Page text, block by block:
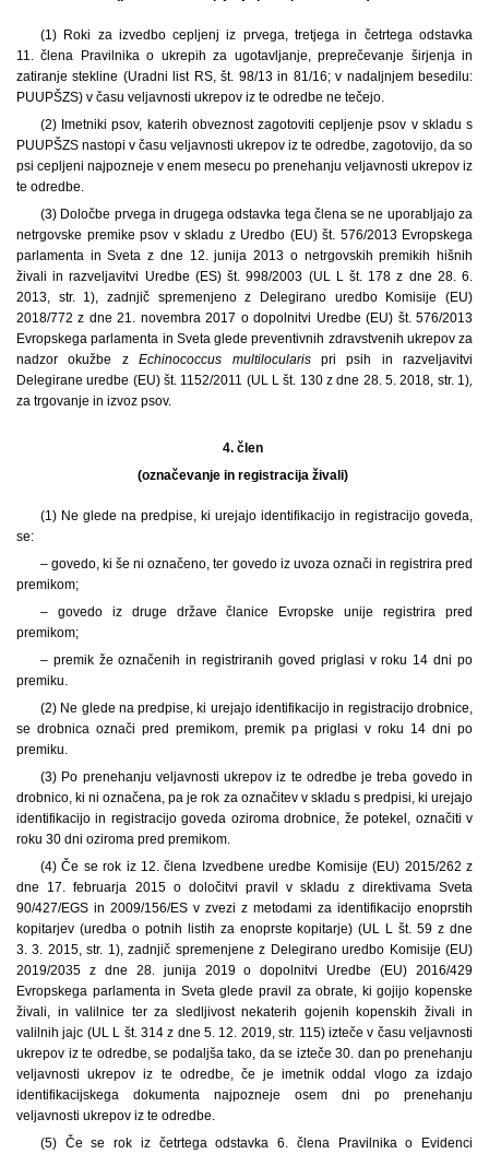
(1) Roki za izvedbo cepljenj iz prvega, tretjega in četrtega odstavka
11. člena Pravilnika o ukrepih za ugotavljanje, preprečevanje širjenja in
zatiranje stekline (Uradni list RS, št. 98/13 in 81/16; v nadaljnjem besedilu:
PUUPŠZS) v času veljavnosti ukrepov iz te odredbe ne tečejo.
(2) Imetniki psov, katerih obveznost zagotoviti cepljenje psov v skladu s
PUUPŠZS nastopi v času veljavnosti ukrepov iz te odredbe, zagotovijo, da so
psi cepljeni najpozneje v enem mesecu po prenehanju veljavnosti ukrepov iz
te odredbe.
(3) Določbe prvega in drugega odstavka tega člena se ne uporabljajo za
netrgovske premike psov v skladu z Uredbo (EU) št. 576/2013 Evropskega
parlamenta in Sveta z dne 12. junija 2013 o netrgovskih premikih hišnih
živali in razveljavitvi Uredbe (ES) št. 998/2003 (UL L št. 178 z dne 28. 6.
2013, str. 1), zadnjič spremenjeno z Delegirano uredbo Komisije (EU)
2018/772 z dne 21. novembra 2017 o dopolnitvi Uredbe (EU) št. 576/2013
Evropskega parlamenta in Sveta glede preventivnih zdravstvenih ukrepov za
nadzor okužbe zEchinococcus multilocularispri psih in razveljavitvi
Delegirane uredbe (EU) št. 1152/2011 (UL L št. 130 z dne 28. 5. 2018, str. 1),
za trgovanje in izvoz psov.
4. člen
(označevanje in registracija živali)
(1) Ne glede na predpise, ki urejajo identifikacijo in registracijo goveda,
se:
– govedo, ki še ni označeno, ter govedo iz uvoza označi in registrira pred
premikom;
– govedo iz druge države članice Evropske unije registrira pred
premikom;
– premik že označenih in registriranih goved priglasi v roku 14 dni po
premiku.
(2) Ne glede na predpise, ki urejajo identifikacijo in registracijo drobnice,
se drobnica označi pred premikom, premik pa priglasi v roku 14 dni po
premiku.
(3) Po prenehanju veljavnosti ukrepov iz te odredbe je treba govedo in
drobnico, ki ni označena, pa je rok za označitev v skladu s predpisi, ki urejajo
identifikacijo in registracijo goveda oziroma drobnice, že potekel, označiti v
roku 30 dni oziroma pred premikom.
(4) Če se rok iz 12. člena Izvedbene uredbe Komisije (EU) 2015/262 z
dne 17. februarja 2015 o določitvi pravil v skladu z direktivama Sveta
90/427/EGS in 2009/156/ES v zvezi z metodami za identifikacijo enoprstih
kopitarjev (uredba o potnih listih za enoprste kopitarje) (UL L št. 59 z dne
3. 3. 2015, str. 1), zadnjič spremenjene z Delegirano uredbo Komisije (EU)
2019/2035 z dne 28. junija 2019 o dopolnitvi Uredbe (EU) 2016/429
Evropskega parlamenta in Sveta glede pravil za obrate, ki gojijo kopenske
živali, in valilnice ter za sledljivost nekaterih gojenih kopenskih živali in
valilnih jajc (UL L št. 314 z dne 5. 12. 2019, str. 115) izteče v času veljavnosti
ukrepov iz te odredbe, se podaljša tako, da se izteče 30. dan po prenehanju
veljavnosti ukrepov iz te odredbe, če je imetnik oddal vlogo za izdajo
identifikacijskega dokumenta najpozneje osem dni po prenehanju
veljavnosti ukrepov iz te odredbe.
(5) Če se rok iz četrtega odstavka 6. člena Pravilnika o Evidenci